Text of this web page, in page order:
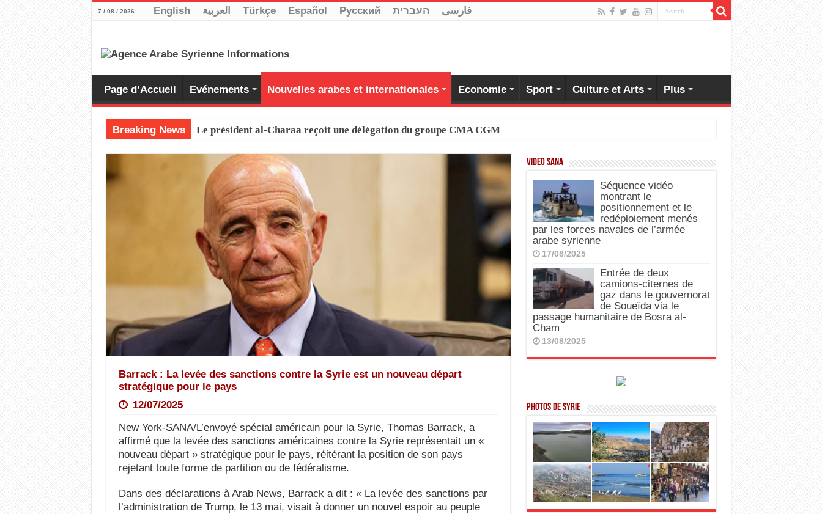
7 / 08 / 2026 English العربية Türkçe Español Pусский העברית فارسی
Page d’Accueil Evénements Nouvelles arabes et internationales Economie Sport Culture et Arts Plus
Breaking News Le président al-Charaa reçoit une délégation du groupe CMA CGM
Barrack : La levée des sanctions contre la Syrie est un nouveau départ
stratégique pour le pays
12/07/2025
New York-SANA/L’envoyé spécial américain pour la Syrie, Thomas Barrack, a
affirmé que la levée des sanctions américaines contre la Syrie représentait un «
nouveau départ » stratégique pour le pays, réitérant la position de son pays
rejetant toute forme de partition ou de fédéralisme.
Dans des déclarations à Arab News, Barrack a dit : « La levée des sanctions par
l’administration de Trump, le 13 mai, visait à donner un nouvel espoir au peuple
Video SANA
Séquence vidéo
montrant le
positionnement et le
redéploiement menés
par les forces navales de l’armée
arabe syrienne
17/08/2025
Entrée de deux
camions-citernes de
gaz dans le gouvernorat
de Soueïda via le
passage humanitaire de Bosra al-
Cham
13/08/2025
Photos de Syrie